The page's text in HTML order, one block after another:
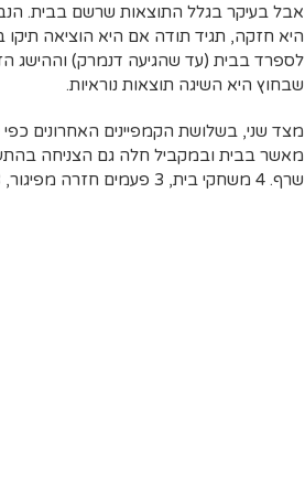
אבל בעיקר בגלל התוצאות שרשם בבית.
היא חזקה, תגיד תודה אם היא הוציאה
לספרד בבית (עד שהגיעה דנמרק)
שבחוץ היא השיגה תוצאות נוראיות.
מצד שני, בשלושת הקמפיינים האחרונים כפי
מאשר בבית ובמקביל חלה גם הצניחה
שרף. 4 משחקי בית, 3 פעמים חזרה מפיגור, 3 ניצחונות ותיקו אחד.